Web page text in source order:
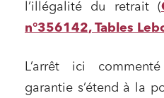
l’illégalité du retrait (
n°356142, Tables
L’arrêt ici
garantie s’étend à la